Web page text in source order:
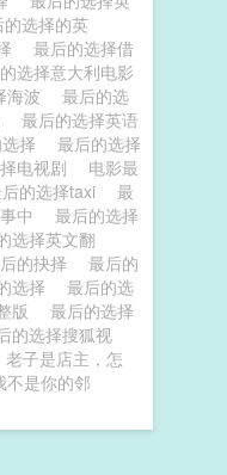
的选择的英
最后的选择借
选择意大利电影
海波
最后的选
最后的选择英语
择
最后的选择
电视剧
电影最
的选择taxi
最
中
最后的选择
选择英文翻
的抉择
最后的
选择
最后的选
版
最后的选择
的选择搜狐视
老子是店主，怎
不是你的邻